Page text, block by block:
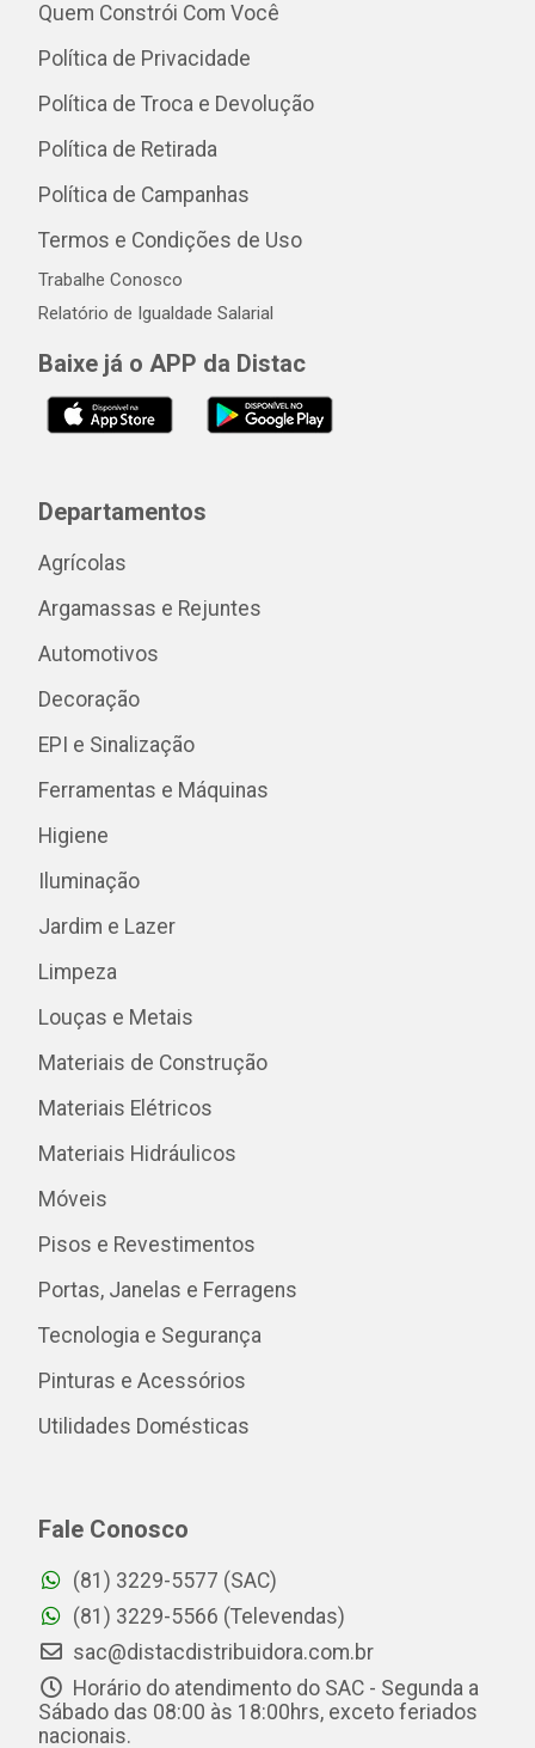
Quem Constrói Com Você
Política de Privacidade
Política de Troca e Devolução
Política de Retirada
Política de Campanhas
Termos e Condições de Uso
Trabalhe Conosco
Relatório de Igualdade Salarial
Baixe já o APP da Distac
Departamentos
Agrícolas
Argamassas e Rejuntes
Automotivos
Decoração
EPI e Sinalização
Ferramentas e Máquinas
Higiene
Iluminação
Jardim e Lazer
Limpeza
Louças e Metais
Materiais de Construção
Materiais Elétricos
Materiais Hidráulicos
Móveis
Pisos e Revestimentos
Portas, Janelas e Ferragens
Tecnologia e Segurança
Pinturas e Acessórios
Utilidades Domésticas
Fale Conosco
(81) 3229-5577 (SAC)
(81) 3229-5566 (Televendas)
sac@distacdistribuidora.com.br
Horário do atendimento do SAC - Segunda a
Sábado das 08:00 às 18:00hrs, exceto feriados
nacionais.